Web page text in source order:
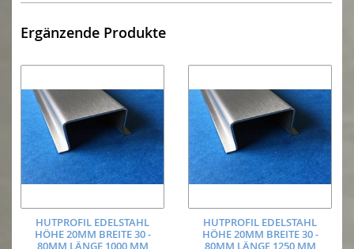
Ergänzende Produkte
HUTPROFIL EDELSTAHL
HÖHE 20MM BREITE 30 -
80MM LÄNGE 1000 MM
HUTPROFIL EDELSTAHL
HÖHE 20MM BREITE 30 -
80MM LÄNGE 1250 MM